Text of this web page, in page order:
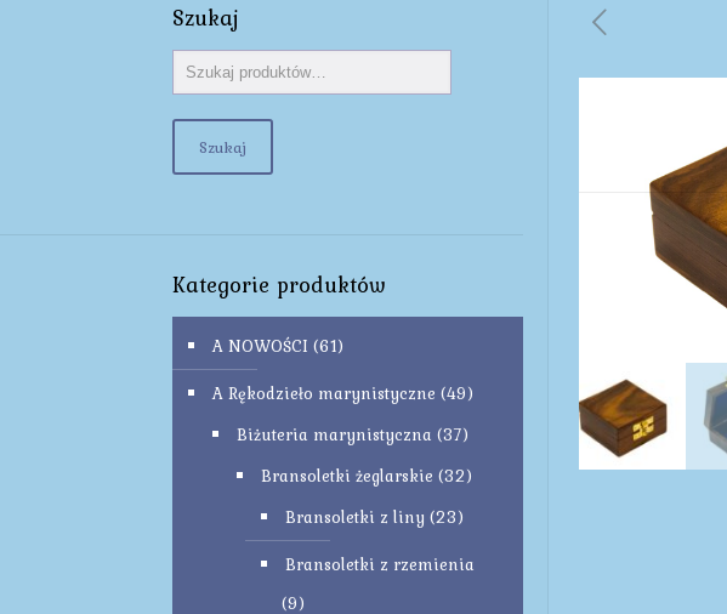
Szukaj
Szukaj
Kategorie produktów
A NOWOŚCI (61)
A Rękodzieło marynistyczne (49)
Biżuteria marynistyczna (37)
Bransoletki żeglarskie (32)
Bransoletki z liny (23)
Bransoletki z rzemienia
(9)